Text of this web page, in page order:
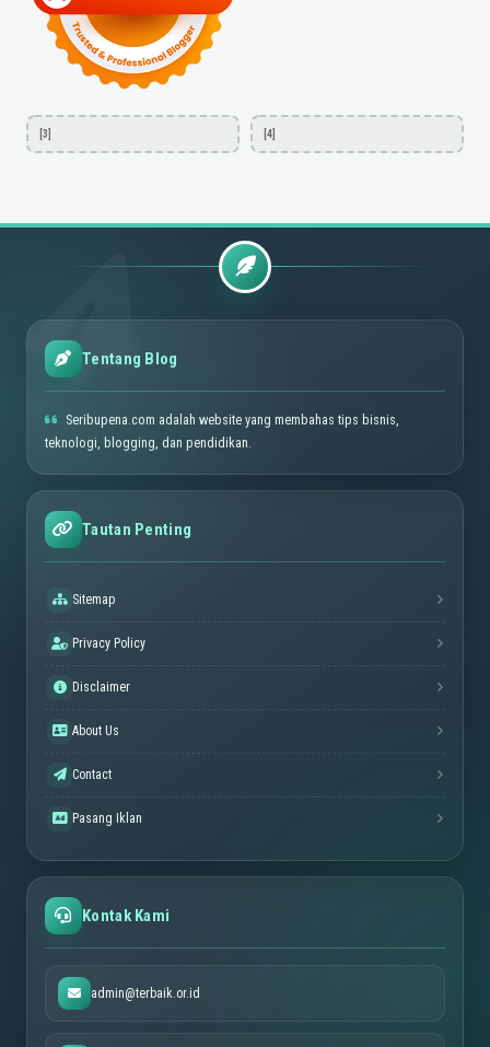
[3] [4]
Tentang Blog
Seribupena.com adalah website yang membahas tips bisnis,
teknologi, blogging, dan pendidikan.
Tautan Penting
Sitemap
Privacy Policy
Disclaimer
About Us
Contact
Pasang Iklan
Kontak Kami
admin@terbaik.or.id